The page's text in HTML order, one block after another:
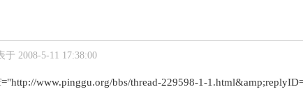
于 2008-5-11 17:38:00
www.pinggu.org/bbs/thread-229598-1-